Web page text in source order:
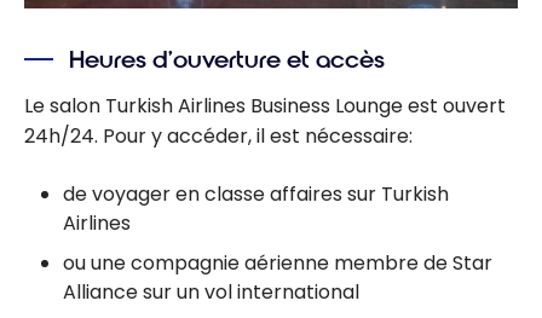
Heures d’ouverture et accès
Le salon Turkish Airlines Business Lounge est ouvert
24h/24. Pour y accéder, il est nécessaire:
de voyager en classe affaires sur Turkish
Airlines
ou une compagnie aérienne membre de Star
Alliance sur un vol international